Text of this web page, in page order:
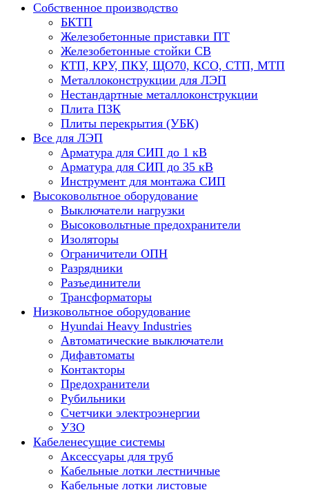
Собственное производство
БКТП
Железобетонные приставки ПТ
Железобетонные стойки СВ
КТП, КРУ, ПКУ, ЩО70, КСО, СТП, МТП
Металлоконструкции для ЛЭП
Нестандартные металлоконструкции
Плита ПЗК
Плиты перекрытия (УБК)
Все для ЛЭП
Арматура для СИП до 1 кВ
Арматура для СИП до 35 кВ
Инструмент для монтажа СИП
Высоковольтное оборудование
Выключатели нагрузки
Высоковольтные предохранители
Изоляторы
Ограничители ОПН
Разрядники
Разъединители
Трансформаторы
Низковольтное оборудование
Hyundai Heavy Industries
Автоматические выключатели
Дифавтоматы
Контакторы
Предохранители
Рубильники
Счетчики электроэнергии
УЗО
Кабеленесущие системы
Аксессуары для труб
Кабельные лотки лестничные
Кабельные лотки листовые